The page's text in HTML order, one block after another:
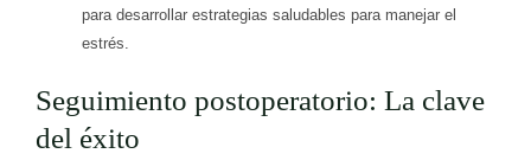
para desarrollar estrategias saludables para manejar el
estrés.
Seguimiento postoperatorio: La clave
del éxito